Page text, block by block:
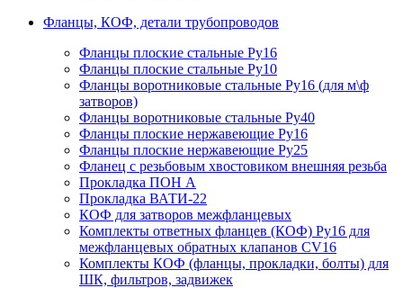
Фланцы, КОФ, детали трубопроводов
Фланцы плоские стальные Ру16
Фланцы плоские стальные Ру10
Фланцы воротниковые стальные Ру16 (для м\ф
затворов)
Фланцы воротниковые стальные Ру40
Фланцы плоские нержавеющие Ру16
Фланцы плоские нержавеющие Ру25
Фланец с резьбовым хвостовиком внешняя резьба
Прокладка ПОН А
Прокладка ВАТИ-22
КОФ для затворов межфланцевых
Комплекты ответных фланцев (КОФ) Ру16 для
межфланцевых обратных клапанов CV16
Комплекты КОФ (фланцы, прокладки, болты) для
ШК, фильтров, задвижек